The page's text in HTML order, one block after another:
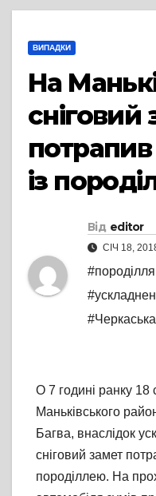
ВИПАДКИ
На
сніговий
із
Від editor
СІЧ 18,
#породілля
О 7 годині ранку 18
Маньківського
Багва, внаслідок
сніговий замет
породіллею. На